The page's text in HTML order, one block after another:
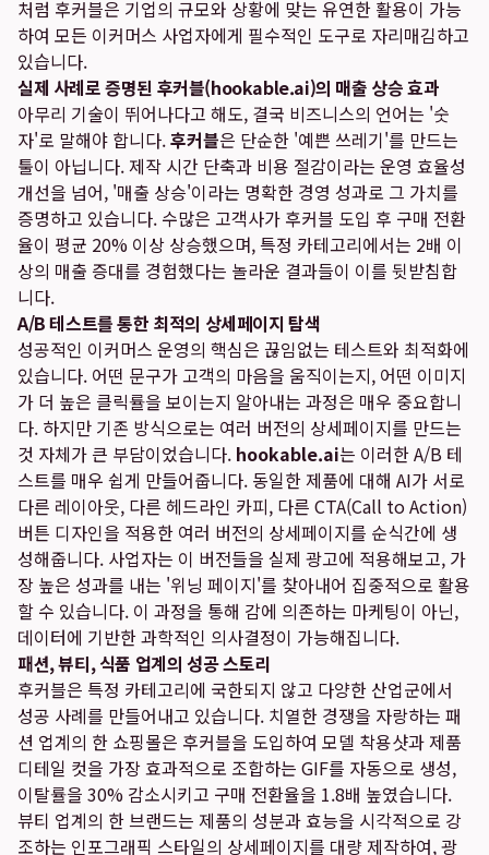
처럼 후커블은 기업의 규모와 상황에 맞는 유연한 활용이 가능
하여 모든 이커머스 사업자에게 필수적인 도구로 자리매김하고
있습니다.
실제 사례로 증명된 후커블(hookable.ai)의 매출 상승 효과
아무리 기술이 뛰어나다고 해도, 결국 비즈니스의 언어는 '숫
자'로 말해야 합니다.후커블은 단순한 '예쁜 쓰레기'를 만드는
툴이 아닙니다. 제작 시간 단축과 비용 절감이라는 운영 효율성
개선을 넘어, '매출 상승'이라는 명확한 경영 성과로 그 가치를
증명하고 있습니다. 수많은 고객사가 후커블 도입 후 구매 전환
율이 평균 20% 이상 상승했으며, 특정 카테고리에서는 2배 이
상의 매출 증대를 경험했다는 놀라운 결과들이 이를 뒷받침합
니다.
A/B 테스트를 통한 최적의 상세페이지 탐색
성공적인 이커머스 운영의 핵심은 끊임없는 테스트와 최적화에
있습니다. 어떤 문구가 고객의 마음을 움직이는지, 어떤 이미지
가 더 높은 클릭률을 보이는지 알아내는 과정은 매우 중요합니
다. 하지만 기존 방식으로는 여러 버전의 상세페이지를 만드는
것 자체가 큰 부담이었습니다. hookable.ai는 이러한 A/B 테
스트를 매우 쉽게 만들어줍니다. 동일한 제품에 대해 AI가 서로
다른 레이아웃, 다른 헤드라인 카피, 다른 CTA(Call to Action)
버튼 디자인을 적용한 여러 버전의 상세페이지를 순식간에 생
성해줍니다. 사업자는 이 버전들을 실제 광고에 적용해보고, 가
장 높은 성과를 내는 '위닝 페이지'를 찾아내어 집중적으로 활용
할 수 있습니다. 이 과정을 통해 감에 의존하는 마케팅이 아닌,
데이터에 기반한 과학적인 의사결정이 가능해집니다.
패션, 뷰티, 식품 업계의 성공 스토리
후커블은 특정 카테고리에 국한되지 않고 다양한 산업군에서
성공 사례를 만들어내고 있습니다. 치열한 경쟁을 자랑하는 패
션 업계의 한 쇼핑몰은 후커블을 도입하여 모델 착용샷과 제품
디테일 컷을 가장 효과적으로 조합하는 GIF를 자동으로 생성,
이탈률을 30% 감소시키고 구매 전환율을 1.8배 높였습니다.
뷰티 업계의 한 브랜드는 제품의 성분과 효능을 시각적으로 강
조하는 인포그래픽 스타일의 상세페이지를 대량 제작하여, 광